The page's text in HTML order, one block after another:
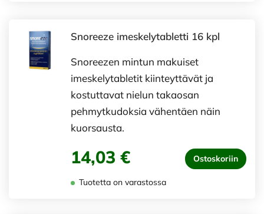
Snoreeze imeskelytabletti 16 kpl
Snoreezen mintun makuiset
imeskelytabletit kiinteyttävät ja
kostuttavat nielun takaosan
pehmytkudoksia vähentäen näin
kuorsausta.
14,03 € Ostoskoriin
Tuotetta on varastossa